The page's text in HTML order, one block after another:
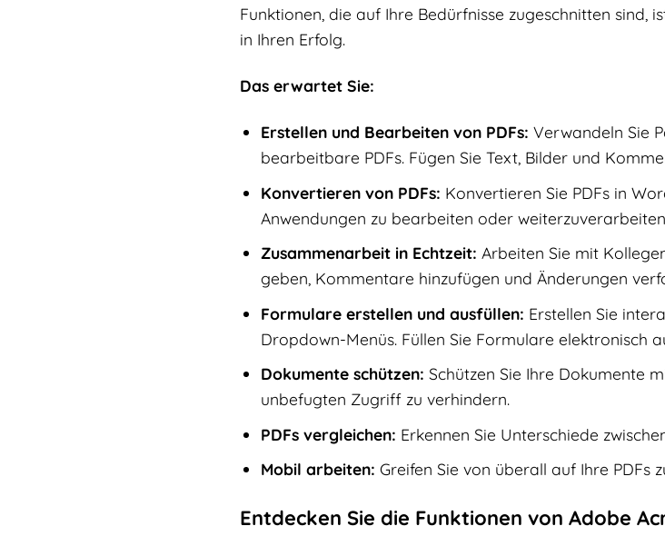
Funktionen, die auf Ihre Bedürfnisse zugeschnitten sind,
in Ihren Erfolg.
Das erwartet Sie:
Erstellen und Bearbeiten von PDFs: Verwandeln Sie
bearbeitbare PDFs. Fügen Sie Text, Bilder und
Konvertieren von PDFs: Konvertieren Sie PDFs in
Anwendungen zu bearbeiten oder
Zusammenarbeit in Echtzeit: Arbeiten Sie mit
geben, Kommentare hinzufügen und Änderungen
Formulare erstellen und ausfüllen: Erstellen Sie
Dropdown-Menüs. Füllen Sie Formulare elektronisch
Dokumente schützen: Schützen Sie Ihre Dokumente
unbefugten Zugriff zu verhindern.
PDFs vergleichen: Erkennen Sie Unterschiede
Mobil arbeiten: Greifen Sie von überall auf Ihre
Entdecken Sie die Funktionen von Adobe